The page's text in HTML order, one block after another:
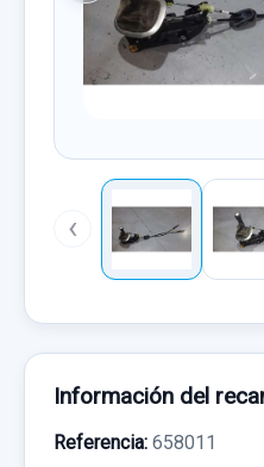
‹
Información del
Referencia: 658011